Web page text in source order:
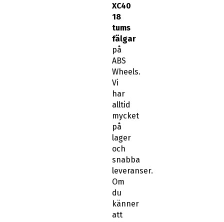
XC40
18
tums
fälgar
på
ABS
Wheels.
Vi
har
alltid
mycket
på
lager
och
snabba
leveranser.
Om
du
känner
att